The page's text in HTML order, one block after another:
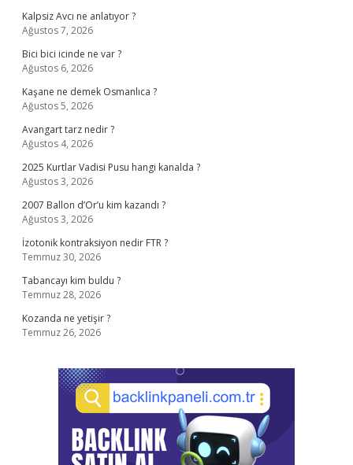
Kalpsiz Avcı ne anlatıyor ?
Ağustos 7, 2026
Bici bici icinde ne var ?
Ağustos 6, 2026
Kaşane ne demek Osmanlıca ?
Ağustos 5, 2026
Avangart tarz nedir ?
Ağustos 4, 2026
2025 Kurtlar Vadisi Pusu hangi kanalda ?
Ağustos 3, 2026
2007 Ballon d’Or’u kim kazandı ?
Ağustos 3, 2026
İzotonik kontraksiyon nedir FTR ?
Temmuz 30, 2026
Tabancayı kim buldu ?
Temmuz 28, 2026
Kozanda ne yetişir ?
Temmuz 26, 2026